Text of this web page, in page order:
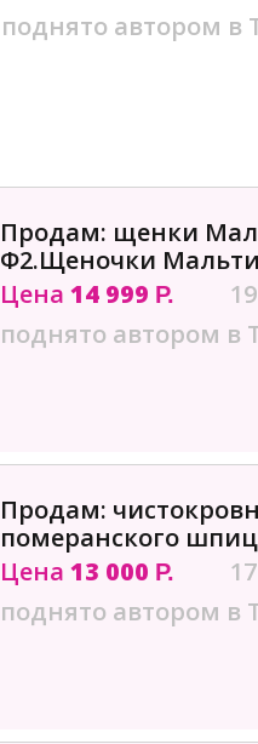
поднято автором в
Продам: щенки
Ф2.Щеночки
Цена 14 999 Р.
поднято автором в
Продам:
померанского
Цена 13 000 Р.
поднято автором в